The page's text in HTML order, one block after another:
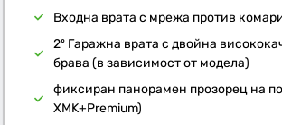
Входна врата с мрежа против
2º Гаражна врата с двойна
брава (в зависимост от модела)
фиксиран панорамен прозорец на
XMK+Premium)